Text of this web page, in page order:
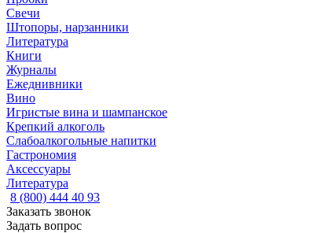
Свечи
Штопоры, нарзанники
Литература
Книги
Журналы
Ежеднивники
Вино
Игристые вина и шампанское
Крепкий алкоголь
Слабоалкогольные напитки
Гастрономия
Аксессуары
Литература
8 (800) 444 40 93
Заказать звонок
Задать вопрос